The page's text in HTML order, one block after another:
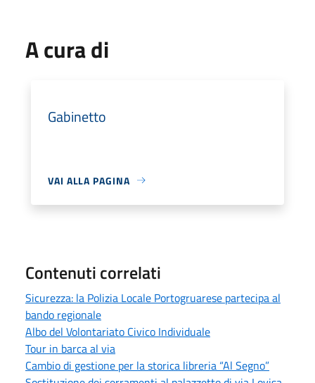
A cura di
Gabinetto
VAI ALLA PAGINA
Contenuti correlati
Sicurezza: la Polizia Locale Portogruarese partecipa al
bando regionale
Albo del Volontariato Civico Individuale
Tour in barca al via
Cambio di gestione per la storica libreria “Al Segno”